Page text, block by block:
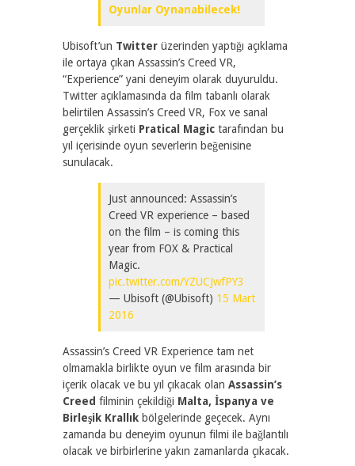
Oyunlar Oynanabilecek!
Ubisoft’un Twitter üzerinden yaptığı açıklama
ile ortaya çıkan Assassin’s Creed VR,
“Experience” yani deneyim olarak duyuruldu.
Twitter açıklamasında da film tabanlı olarak
belirtilen Assassin’s Creed VR, Fox ve sanal
gerçeklik şirketi Pratical Magic tarafından bu
yıl içerisinde oyun severlerin beğenisine
sunulacak.
Just announced: Assassin’s
Creed VR experience – based
on the film – is coming this
year from FOX & Practical
Magic.
pic.twitter.com/YZUCJwfPY3
— Ubisoft (@Ubisoft) 15 Mart
2016
Assassin’s Creed VR Experience tam net
olmamakla birlikte oyun ve film arasında bir
içerik olacak ve bu yıl çıkacak olan Assassin’s
Creed filminin çekildiği Malta, İspanya ve
Birleşik Krallık bölgelerinde geçecek. Aynı
zamanda bu deneyim oyunun filmi ile bağlantılı
olacak ve birbirlerine yakın zamanlarda çıkacak.